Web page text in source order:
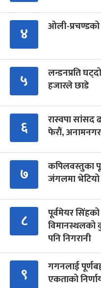
४ ओली-
५
लन्डनप्रति
हजारले छाडे
६
रास्वपा सांसद
फेरौं, अनामनगर
७
कपिलवस्तुका
जंगलमा
८
पूर्वमेयर
विमानस्थलको
पनि निगरानी
९
गगनलाई
एकताको